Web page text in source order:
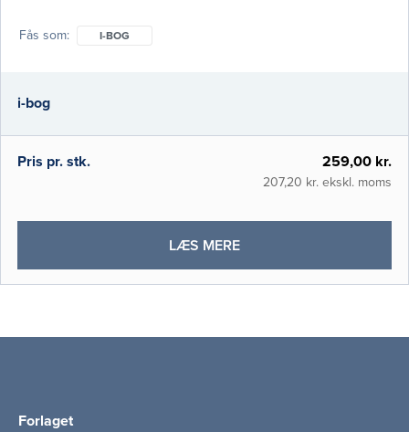
for diabetologi. Bogen er skrevet med vægt
tværsektionelle samarbejdsrelationer,
Fås som I-BOG
i-bog
Pris pr. stk. 259,00 kr.
207,20 kr. ekskl. moms
LÆS MEREOM
DIABETES
(I-
Forlaget